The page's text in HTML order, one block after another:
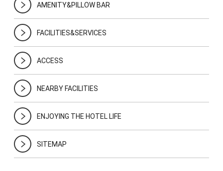
AMENITY&PILLOW BAR
FACILITIES&SERVICES
ACCESS
NEARBY FACILITIES
ENJOYING THE HOTEL LIFE
SITEMAP